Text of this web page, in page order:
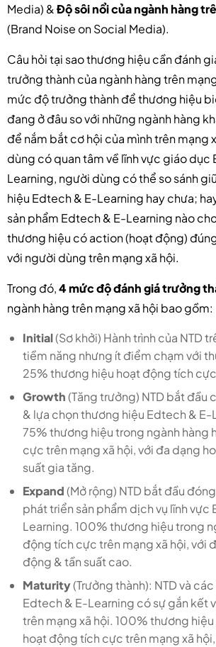
Media) &Độ sôi nổi của ngành hàng
(Brand Noise on Social Media).
Câu hỏi tại sao thương hiệu cần đánh
trưởng thành của ngành hàng trên
mức độ trưởng thành để thương hiệu
đang ở đâu so với những ngành hàng
để nắm bắt cơ hội của mình trên mạng
dùng có quan tâm về lĩnh vực giáo dục
Learning, người dùng có thể so sánh
hiệu Edtech & E-Learning hay chưa;
sản phẩm Edtech & E-Learning nào
thương hiệu có action (hoạt động)
với người dùng trên mạng xã hội.
Trong đó,4 mức độ đánh giá trưởng
ngành hàng trên mạng xã hội bao gồm:
Initial(Sơ khởi) Hành trình của NTD
tiềm năng nhưng ít điểm chạm với
25% thương hiệu hoạt động tích
Growth(Tăng trưởng) NTD bắt đầu
& lựa chọn thương hiệu Edtech &
75% thương hiệu trong ngành hàng
cực trên mạng xã hội, với đa dạng
suất gia tăng.
Expand(Mở rộng) NTD bắt đầu
phát triển sản phẩm dịch vụ lĩnh vực
Learning. 100% thương hiệu trong
động tích cực trên mạng xã hội, với
động & tần suất cao.
Maturity(Trưởng thành): NTD và
Edtech & E-Learning có sự gắn kết
trên mạng xã hội. 100% thương
hoạt động tích cực trên mạng xã